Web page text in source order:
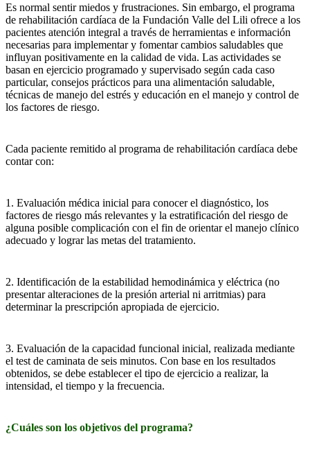
Es normal sentir miedos y frustraciones. Sin embargo, el programa
de rehabilitación cardíaca de la Fundación Valle del Lili ofrece a los
pacientes atención integral a través de herramientas e información
necesarias para implementar y fomentar cambios saludables que
influyan positivamente en la calidad de vida. Las actividades se
basan en ejercicio programado y supervisado según cada caso
particular, consejos prácticos para una alimentación saludable,
técnicas de manejo del estrés y educación en el manejo y control de
los factores de riesgo.
Cada paciente remitido al programa de rehabilitación cardíaca debe
contar con:
1. Evaluación médica inicial para conocer el diagnóstico, los
factores de riesgo más relevantes y la estratificación del riesgo de
alguna posible complicación con el fin de orientar el manejo clínico
adecuado y lograr las metas del tratamiento.
2. Identificación de la estabilidad hemodinámica y eléctrica (no
presentar alteraciones de la presión arterial ni arritmias) para
determinar la prescripción apropiada de ejercicio.
3. Evaluación de la capacidad funcional inicial, realizada mediante
el test de caminata de seis minutos. Con base en los resultados
obtenidos, se debe establecer el tipo de ejercicio a realizar, la
intensidad, el tiempo y la frecuencia.
¿Cuáles son los objetivos del programa?